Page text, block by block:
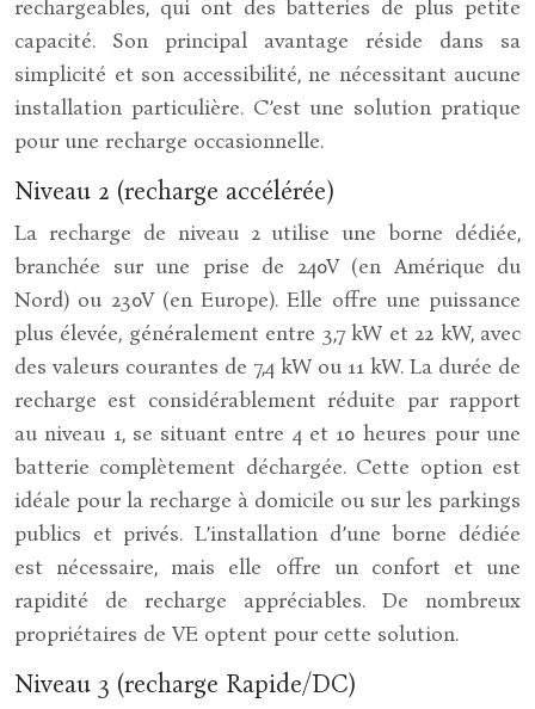
rechargeables, qui ont des batteries de plus petite
capacité. Son principal avantage réside dans sa
simplicité et son accessibilité, ne nécessitant aucune
installation particulière. C’est une solution pratique
pour une recharge occasionnelle.
Niveau 2 (recharge accélérée)
La recharge de niveau 2 utilise une borne dédiée,
branchée sur une prise de 240V (en Amérique du
Nord) ou 230V (en Europe). Elle offre une puissance
plus élevée, généralement entre 3,7 kW et 22 kW, avec
des valeurs courantes de 7,4 kW ou 11 kW. La durée de
recharge est considérablement réduite par rapport
au niveau 1, se situant entre 4 et 10 heures pour une
batterie complètement déchargée. Cette option est
idéale pour la recharge à domicile ou sur les parkings
publics et privés. L’installation d’une borne dédiée
est nécessaire, mais elle offre un confort et une
rapidité de recharge appréciables. De nombreux
propriétaires de VE optent pour cette solution.
Niveau 3 (recharge Rapide/DC)